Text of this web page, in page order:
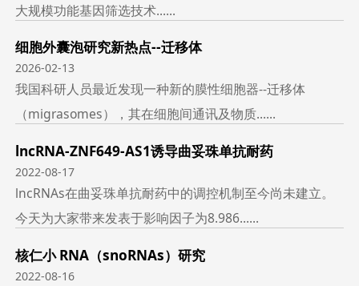
大规模功能基因筛选技术......
细胞外囊泡研究新热点--迁移体
2026-02-13
我国科研人员最近发现一种新的膜性细胞器--迁移体
（migrasomes），其在细胞间通讯及物质......
lncRNA-ZNF649-AS1诱导曲妥珠单抗耐药
2022-08-17
lncRNAs在曲妥珠单抗耐药中的调控机制至今尚未建立。
今天为大家带来发表于影响因子为8.986......
核仁小 RNA（snoRNAs）研究
2022-08-16